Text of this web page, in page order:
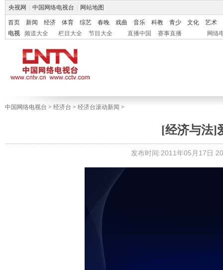
央视网 中国网络电视台 网站地图
首页 新闻 经济 体育 综艺 春晚 戏曲 音乐 科教 青少 文化
艺术
电视
频道大全 栏目大全 节目大全 直播中国 赛事直播 网络
中国网络电视台 > 经济台 > 经济台滚动新闻 >
[经济与法]
发布时间:2011年05月17日